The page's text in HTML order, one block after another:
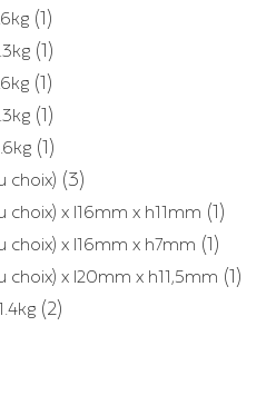
(1)
(1)
(1)
(1)
(1)
choix) (3)
x l16mm x h11mm (1)
x l16mm x h7mm (1)
x l20mm x h11,5mm (1)
(2)